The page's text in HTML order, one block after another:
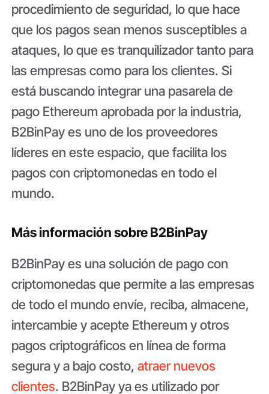
procedimiento de seguridad, lo que hace
que los pagos sean menos susceptibles a
ataques, lo que es tranquilizador tanto para
las empresas como para los clientes. Si
está buscando integrar una pasarela de
pago Ethereum aprobada por la industria,
B2BinPay es uno de los proveedores
líderes en este espacio, que facilita los
pagos con criptomonedas en todo el
mundo.
Más información sobre B2BinPay
B2BinPay es una solución de pago con
criptomonedas que permite a las empresas
de todo el mundo envíe, reciba, almacene,
intercambie y acepte Ethereum y otros
pagos criptográficos en línea de forma
segura y a bajo costo,atraer nuevos
clientes. B2BinPay ya es utilizado por